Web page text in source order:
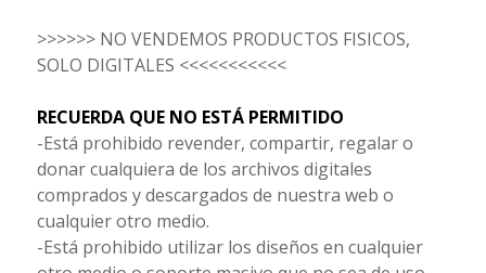
>>>>>> NO VENDEMOS PRODUCTOS FISICOS,
SOLO DIGITALES <<<<<<<<<<<
RECUERDA QUE NO ESTÁ PERMITIDO
-Está prohibido revender, compartir, regalar o
donar cualquiera de los archivos digitales
comprados y descargados de nuestra web o
cualquier otro medio.
-Está prohibido utilizar los diseños en cualquier